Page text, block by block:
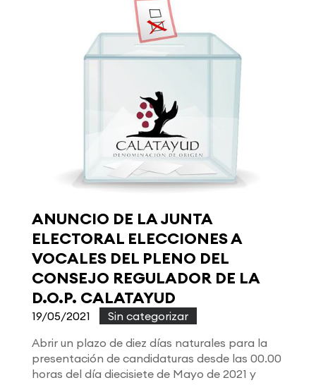
ANUNCIO DE LA JUNTA
ELECTORAL ELECCIONES A
VOCALES DEL PLENO DEL
CONSEJO REGULADOR DE LA
D.O.P. CALATAYUD
19/05/2021
Sin categorizar
Abrir un plazo de diez días naturales para la
presentación de candidaturas desde las 00.00
horas del día diecisiete de Mayo de 2021 y